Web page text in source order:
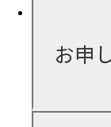
お申